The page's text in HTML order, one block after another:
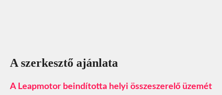
A szerkesztő ajánlata
A Leapmotor beindította helyi összeszerelő üzemét